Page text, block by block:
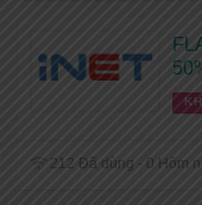
212 Đã dùng - 0 Hôm